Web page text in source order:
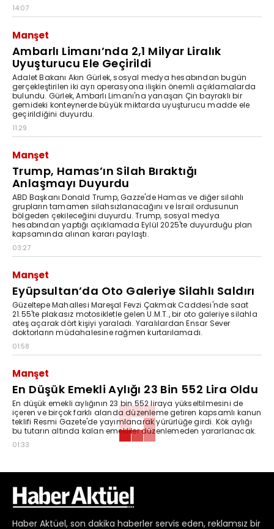
14:07
Manşet
Ambarlı Limanı’nda 2,1 Milyar Liralık
Uyuşturucu Ele Geçirildi
Adalet Bakanı Akın Gürlek, sosyal medya hesabından bugün
gerçekleştirilen iki ayrı operasyona ilişkin önemli açıklamalarda
bulundu. Gürlek, Ambarlı Limanı'na yanaşan Çin bayraklı bir
gemideki konteynerde büyük miktarda uyuşturucu madde ele
geçirildiğini duyurdu.
11:29
Manşet
Trump, Hamas’ın Silah Bıraktığı
Anlaşmayı Duyurdu
ABD Başkanı Donald Trump, Gazze'de Hamas ve diğer silahlı
grupların tamamen silahsızlanacağını ve İsrail ordusunun
bölgeden çekileceğini duyurdu. Trump, sosyal medya
hesabından yaptığı açıklamada Eylül 2025'te duyurduğu plan
kapsamında alınan kararı paylaştı.
03:27
Manşet
Eyüpsultan’da Oto Galeriye Silahlı Saldırı
Güzeltepe Mahallesi Mareşal Fevzi Çakmak Caddesi'nde saat
21.55'te plakasız motosikletle gelen U.M.T., bir oto galeriye silahla
ateş açarak dört kişiyi yaraladı. Yaralılardan Ensar Sever
doktorların müdahalesine rağmen kurtarılamadı.
01:58
Manşet
En Düşük Emekli Aylığı 23 Bin 552 Lira Oldu
En düşük emekli aylığının 23 bin 552 liraya yükseltilmesini de
içeren ve birçok farklı alanda düzenleme getiren kapsamlı kanun
teklifi Resmi Gazete'de yayımlanarak yürürlüğe girdi. Kök aylığı
bu tutarın altında kalan emekliler düzenlemeden yararlanacak.
01:33
Haber Aktüel, son dakika haberler servis eden, reklamsız bir